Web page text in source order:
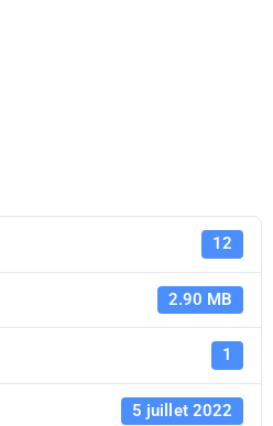
12
2.90 MB
1
5 juillet 2022